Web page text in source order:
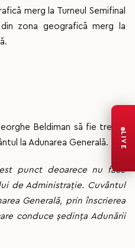
merg la Turneul Semifinal
zona geografică merg la
Beldiman să fie trecut
la Adunarea Generală.
punct deoarece nu face
de Administrație. Cuvântul
Generală, prin înscrierea
conduce ședința Adunării
LIVE